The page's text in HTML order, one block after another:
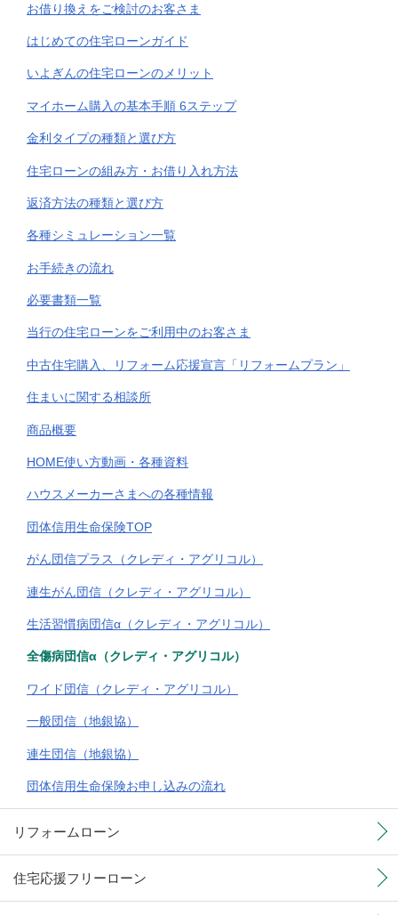
お借り換えをご検討のお客さま
はじめての住宅ローンガイド
いよぎんの住宅ローンのメリット
マイホーム購入の基本手順 6ステップ
金利タイプの種類と選び方
住宅ローンの組み方・お借り入れ方法
返済方法の種類と選び方
各種シミュレーション一覧
お手続きの流れ
必要書類一覧
当行の住宅ローンをご利用中のお客さま
中古住宅購入、リフォーム応援宣言「リフォームプラン」
住まいに関する相談所
商品概要
HOME使い方動画・各種資料
ハウスメーカーさまへの各種情報
団体信用生命保険TOP
がん団信プラス（クレディ・アグリコル）
連生がん団信（クレディ・アグリコル）
生活習慣病団信α（クレディ・アグリコル）
全傷病団信α（クレディ・アグリコル）
ワイド団信（クレディ・アグリコル）
一般団信（地銀協）
連生団信（地銀協）
団体信用生命保険お申し込みの流れ
リフォームローン
住宅応援フリーローン